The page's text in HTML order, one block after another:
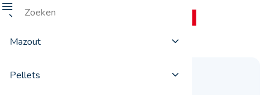
Mazout
Pellets